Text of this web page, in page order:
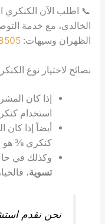
الكنكري المناسب
خدمة التوصيل السريع
0543318505
نوع الكنكري المناسب
كان المشروعسكنيًا كبيرًا
كنكري ¾.
إذا كان المشروع
⅜ هو الأنسب.
في حال كان
، فالخيار الأمثل هو
نقدم استشارات